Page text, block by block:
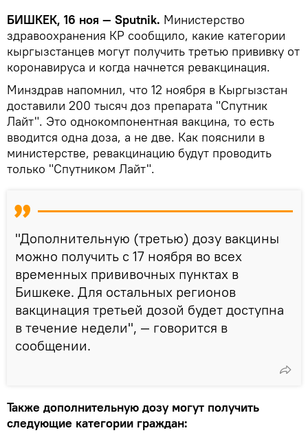
БИШКЕК, 16 ноя — Sputnik. Министерство
здравоохранения КР сообщило, какие категории
кыргызстанцев могут получить третью прививку от
коронавируса и когда начнется ревакцинация.
Минздрав напомнил, что 12 ноября в Кыргызстан
доставили 200 тысяч доз препарата "Спутник
Лайт". Это однокомпонентная вакцина, то есть
вводится одна доза, а не две. Как пояснили в
министерстве, ревакцинацию будут проводить
только "Спутником Лайт".
"Дополнительную (третью) дозу вакцины
можно получить с 17 ноября во всех
временных прививочных пунктах в
Бишкеке. Для остальных регионов
вакцинация третьей дозой будет доступна
в течение недели", — говорится в
сообщении.
Также дополнительную дозу могут получить
следующие категории граждан: